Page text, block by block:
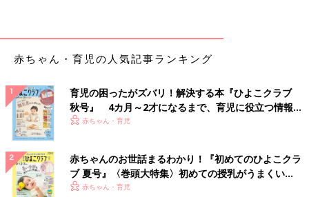
赤ちゃん・育児の人気記事ランキング
育児の困ったがズバリ！解決する本『ひよこクラブ
秋号』 4カ月～2才になるまで、育児に役立つ情報が
いっぱい！
赤ちゃん・育児
赤ちゃんのお世話まるわかり！『初めてのひよこクラ
ブ 夏号』〈巻頭大特集〉初めての授乳がうまくい
く！ おっぱい・ミルクの基本と夏のトラブル 解決テ
赤ちゃん・育児